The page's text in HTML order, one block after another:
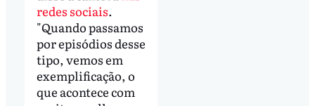
redes sociais.
"Quando passamos
por episódios desse
tipo, vemos em
exemplificação, o
que acontece com